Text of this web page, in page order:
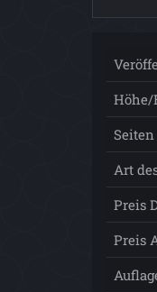
Seiten
Art
Preis
Preis